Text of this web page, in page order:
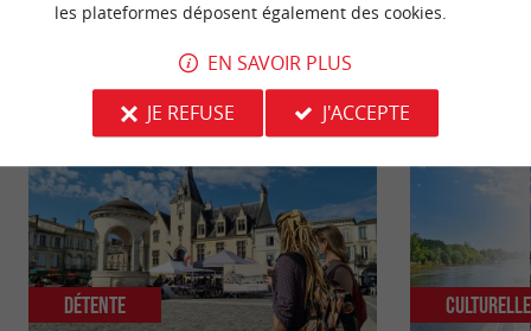
NOUS AVONS TESTÉPOUR VOUS
Détente Culturelle
les plateformes déposent également des cookies.
EN SAVOIR PLUS
JE REFUSE
J'ACCEPTE